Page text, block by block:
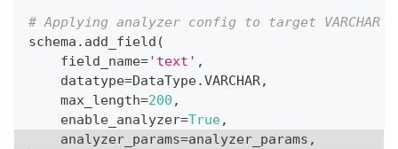
# Applying analyzer config to target
schema . add_field (
    field_name
='text' ,
    datatype
=DataType.VARCHAR,
    max_length
=200 ,
    enable_analyzer
=True,
    analyzer_params
=analyzer_params ,